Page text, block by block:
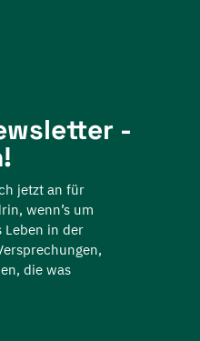
-
jetzt an für
wenn’s um
Leben in der
die was